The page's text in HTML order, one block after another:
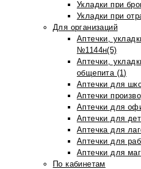
Укладки при
Укладки при
Для организаций
Аптечки,
№1144н(5)
Аптечки,
общепита (1)
Аптечки для
Аптечки
Аптечки для
Аптечки для
Аптечка для
Аптечки для
Аптечки для
По кабинетам